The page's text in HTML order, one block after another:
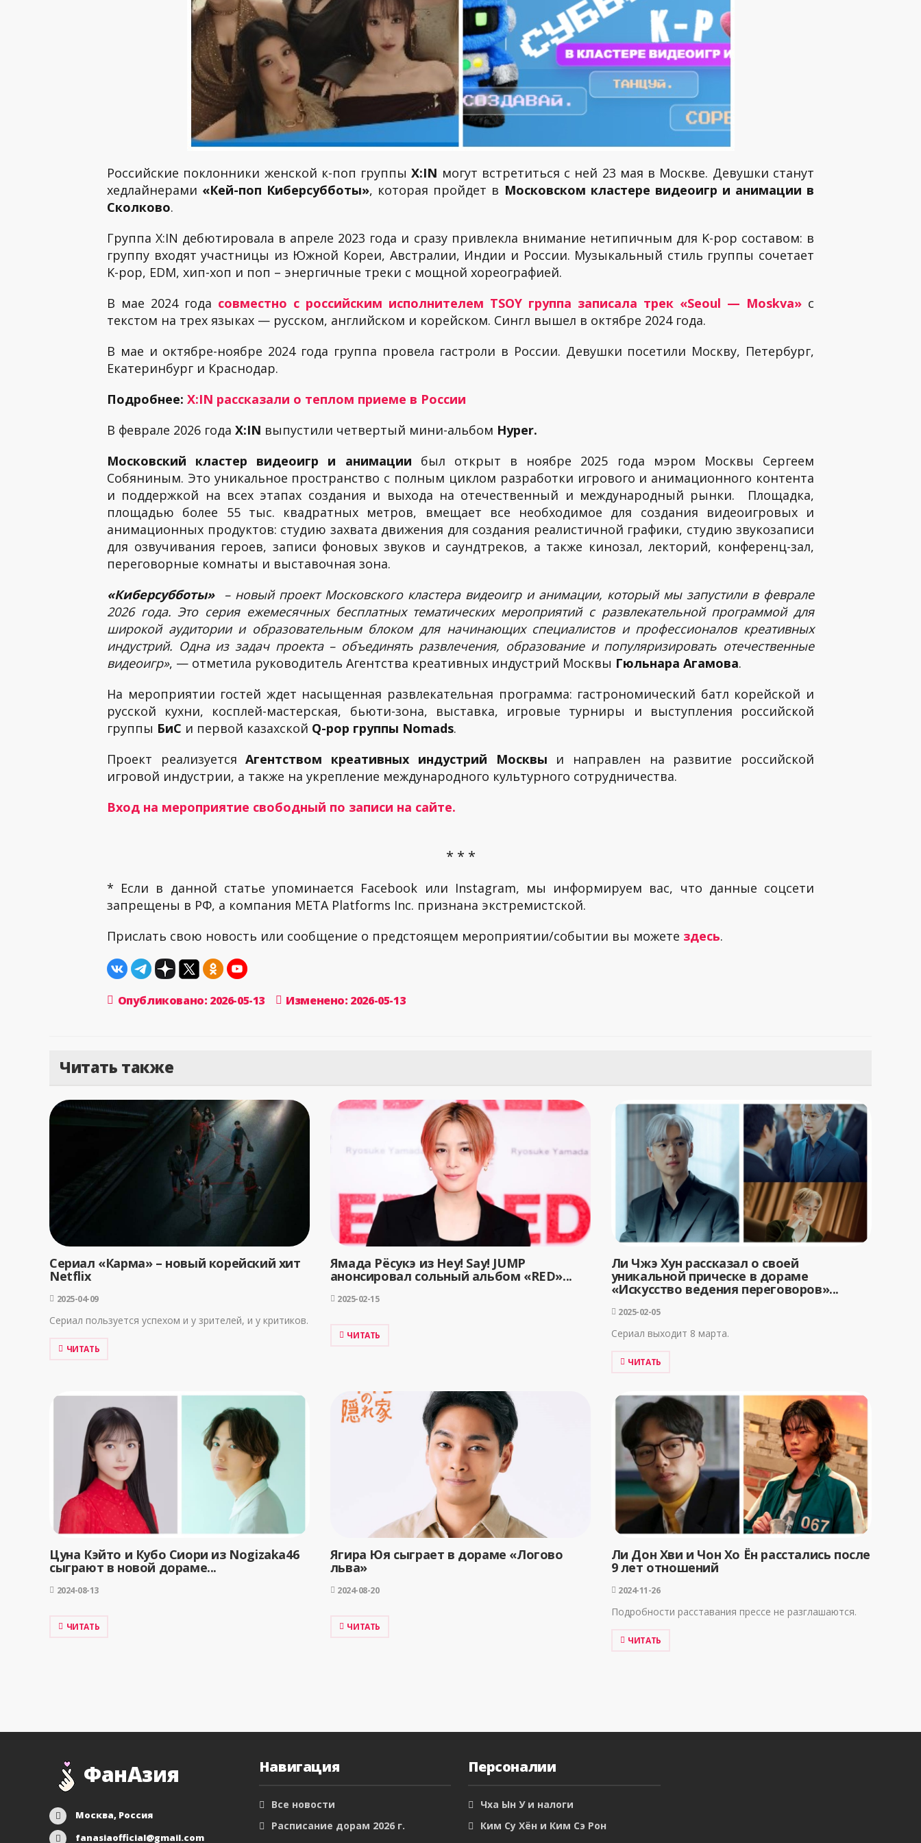
Российские поклонники женской к-поп группыX:IN могут встретиться с ней 23 мая в Москве. Девушки станут
хедлайнерами «Кей-поп Киберсубботы», которая пройдет в Московском кластере видеоигр и анимации в
Сколково.
Группа X:IN дебютировала в апреле 2023 года и сразу привлекла внимание нетипичным для K-pop составом: в
группу входят участницы из Южной Кореи, Австралии, Индии и России. Музыкальный стиль группы сочетает
K-pop, EDM, хип-хоп и поп – энергичные треки с мощной хореографией.
В мае 2024 года совместно с российским исполнителем TSOY группа записала трек «Seoul — Moskva» с
текстом на трех языках — русском, английском и корейском. Сингл вышел в октябре 2024 года.
В мае и октябре-ноябре 2024 года группа провела гастроли в России. Девушки посетили Москву, Петербург,
Екатеринбург и Краснодар.
Подробнее: X:IN рассказали о теплом приеме в России
В феврале 2026 года X:IN выпустили четвертый мини-альбом Hyper.
Московский кластер видеоигр и анимации был открыт в ноябре 2025 года мэром Москвы Сергеем
Собяниным. Это уникальное пространство с полным циклом разработки игрового и анимационного контента
и поддержкой на всех этапах создания и выхода на отечественный и международный рынки. Площадка,
площадью более 55 тыс. квадратных метров, вмещает все необходимое для создания видеоигровых и
анимационных продуктов: студию захвата движения для создания реалистичной графики, студию звукозаписи
для озвучивания героев, записи фоновых звуков и саундтреков, а также кинозал, лекторий, конференц-зал,
переговорные комнаты и выставочная зона.
«Киберсубботы»– новый проект Московского кластера видеоигр и анимации, который мы запустили в феврале
2026 года. Это серия ежемесячных бесплатных тематических мероприятий с развлекательной программой для
широкой аудитории и образовательным блоком для начинающих специалистов и профессионалов креативных
индустрий. Одна из задач проекта – объединять развлечения, образование и популяризировать отечественные
видеоигр», — отметила руководитель Агентства креативных индустрий Москвы Гюльнара Агамова.
На мероприятии гостей ждет насыщенная развлекательная программа: гастрономический батл корейской и
русской кухни, косплей-мастерская, бьюти-зона, выставка, игровые турниры и выступления российской
группы БиС и первой казахской Q-pop группы Nomads.
Проект реализуетсяАгентством креативных индустрий Москвы и направлен на развитие российской
игровой индустрии, а также на укрепление международного культурного сотрудничества.
Вход на мероприятие свободный по записи на сайте.
* * *
* Если в данной статье упоминается Facebook или Instagram, мы информируем вас, что данные соцсети
запрещены в РФ, а компания META Platforms Inc. признана экстремистской.
Прислать свою новость или сообщение о предстоящем мероприятии/событии вы можете здесь.
Опубликовано: 2026-05-13 Изменено: 2026-05-13
Читать также
Сериал «Карма» – новый корейский хит
Netflix
2025-04-09
Сериал пользуется успехом и у зрителей, и у критиков.
ЧИТАТЬ
Ямада Рёсукэ из Hey! Say! JUMP
анонсировал сольный альбом «RED»...
2025-02-15
ЧИТАТЬ
Ли Чжэ Хун рассказал о своей
уникальной прическе в дораме
«Искусство ведения переговоров»...
2025-02-05
Сериал выходит 8 марта.
ЧИТАТЬ
Цуна Кэйто и Кубо Сиори из Nogizaka46
сыграют в новой дораме...
2024-08-13
ЧИТАТЬ
Ягира Юя сыграет в дораме «Логово
льва»
2024-08-20
ЧИТАТЬ
Ли Дон Хви и Чон Хо Ён расстались после
9 лет отношений
2024-11-26
Подробности расставания прессе не разглашаются.
ЧИТАТЬ
ФанАзия
Москва, Россия
fanasiaofficial@gmail.com
Навигация
Все новости
Расписание дорам 2026 г.
Персоналии
Чха Ын У и налоги
Ким Су Хён и Ким Сэ Рон